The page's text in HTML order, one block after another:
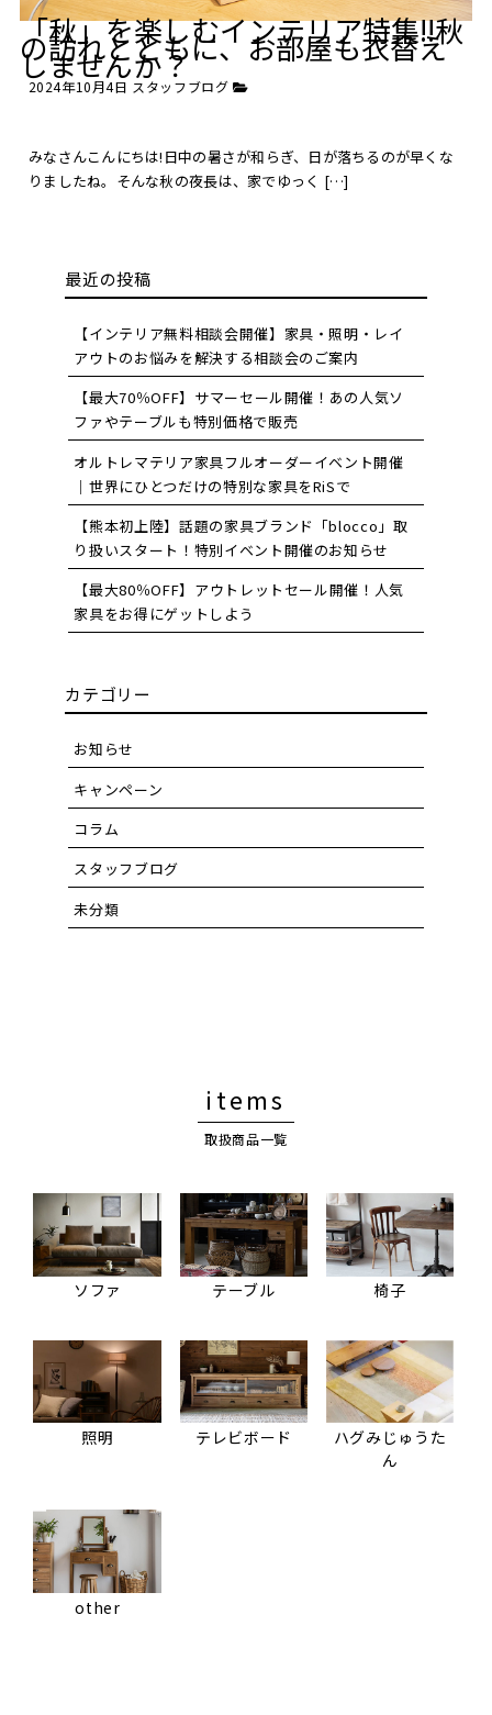
「秋」を楽しむインテリア特集!!秋
の訪れとともに、お部屋も衣替え
しませんか？
2024年10月4日 スタッフブログ
みなさんこんにちは!日中の暑さが和らぎ、日が落ちるのが早くな
りましたね。そんな秋の夜長は、家でゆっく […]
最近の投稿
【インテリア無料相談会開催】家具・照明・レイ
アウトのお悩みを解決する相談会のご案内
【最大70％OFF】サマーセール開催！あの人気ソ
ファやテーブルも特別価格で販売
オルトレマテリア家具フルオーダーイベント開催
｜世界にひとつだけの特別な家具をRiSで
【熊本初上陸】話題の家具ブランド「blocco」取
り扱いスタート！特別イベント開催のお知らせ
【最大80％OFF】アウトレットセール開催！人気
家具をお得にゲットしよう
カテゴリー
お知らせ
キャンペーン
コラム
スタッフブログ
未分類
items
取扱商品一覧
ソファ テーブル 椅子
照明 テレビボード
ハグみじゅうた
ん
other